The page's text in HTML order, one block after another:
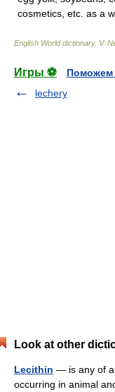
cosmetics, etc. as a
English World dictionary. V.
Игры ⚽
Поможем
lechery
Look at other
Lecithin — is any of a
occurring in animal